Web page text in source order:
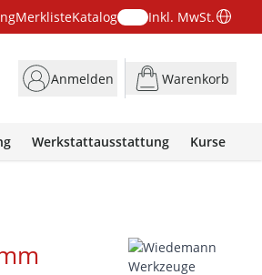
MerklisteKatalog Inkl. MwSt.
Anmelden Warenkorb
Werkstattausstattung Kurse